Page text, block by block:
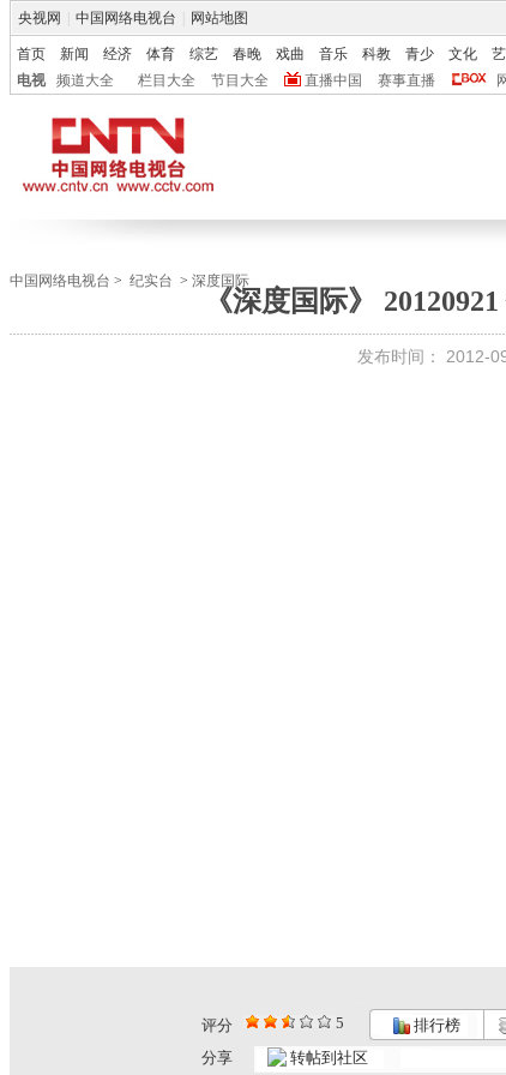
央视网 中国网络电视台 网站地图
首页 新闻 经济 体育 综艺 春晚 戏曲 音乐 科教 青少 文化
电视
频道大全 栏目大全 节目大全 直播中国 赛事直播
中国网络电视台 > 纪实台 > 深度国际
《深度国际》
发布时间： 2012-
评分 5 排行榜
分享
转帖到社区